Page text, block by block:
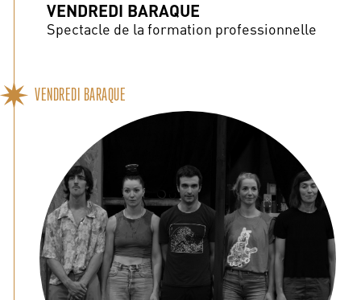
VENDREDI BARAQUE
Spectacle de la formation professionnelle
VENDREDI BARAQUE